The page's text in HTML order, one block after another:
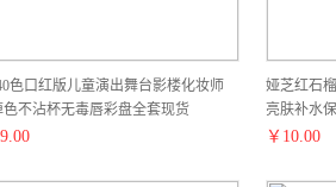
色口红版儿童演出舞台影楼化妆师
色不沾杯无毒唇彩盘全套现货
娅芝红石
亮肤补水
￥ 10.00